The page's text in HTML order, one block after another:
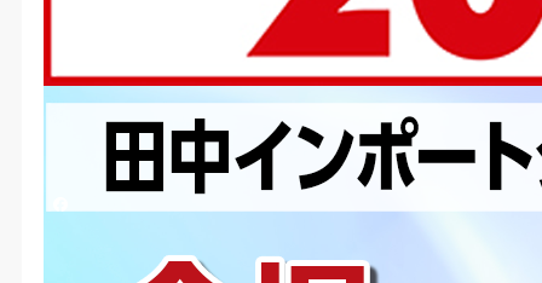
機、オイルスキマー、セミド
ライカットシステム
2024/11/11 10:42 更新日時 2024/11/13 09:59